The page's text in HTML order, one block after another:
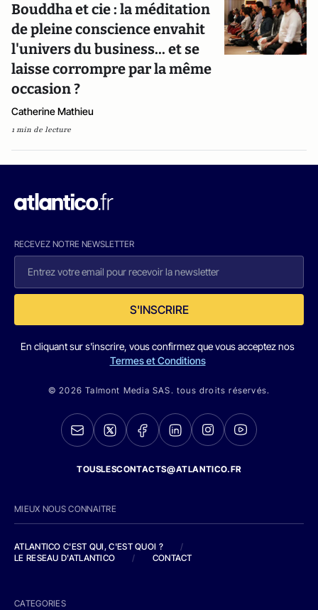
Bouddha et cie : la méditation
de pleine conscience envahit
l'univers du business... et se
laisse corrompre par la même
occasion ?
Catherine Mathieu
1 min de lecture
RECEVEZ NOTRE NEWSLETTER
S'INSCRIRE
En cliquant sur s'inscrire, vous confirmez que vous acceptez nos
Termes et Conditions
© 2026 Talmont Media SAS. tous droits réservés.
TOUSLESCONTACTS@ATLANTICO.FR
MIEUX NOUS CONNAITRE
ATLANTICO C'EST QUI, C'EST QUOI ?
/
LE RESEAU D'ATLANTICO
/ CONTACT
CATEGORIES